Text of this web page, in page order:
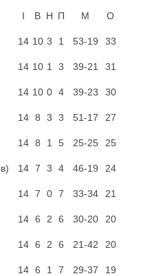
І В Н П М О
14 10 3 1 53-19 33
14 10 1 3 39-21 31
14 10 0 4 39-23 30
14 8 3 3 51-17 27
14 8 1 5 25-25 25
14 7 3 4 46-19 24
14 7 0 7 33-34 21
14 6 2 6 30-20 20
14 6 2 6 21-42 20
14 6 1 7 29-37 19